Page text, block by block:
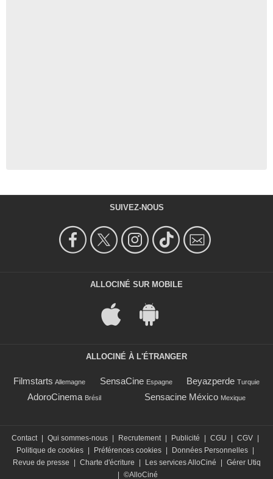
SUIVEZ-NOUS
ALLOCINÉ SUR MOBILE
ALLOCINÉ À L'ÉTRANGER
Filmstarts Allemagne SensaCine Espagne Beyazperde Turquie
AdoroCinema Brésil Sensacine México Mexique
Contact Qui sommes-nous Recrutement Publicité CGU CGV
Politique de cookies
Préférences cookies Données Personnelles
Revue de presse
Charte d'écriture Les services AlloCiné
Gérer Utiq
©AlloCiné